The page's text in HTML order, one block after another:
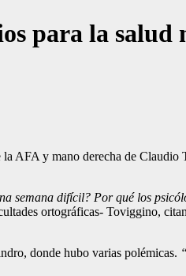
para la salud
la AFA y mano derecha de Claudio
semana difícil? Por qué los
ortográficas- Toviggino,
donde hubo varias polémicas.